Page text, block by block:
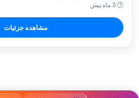
🕒 3 ماه پیش
مشاهده جزئیات